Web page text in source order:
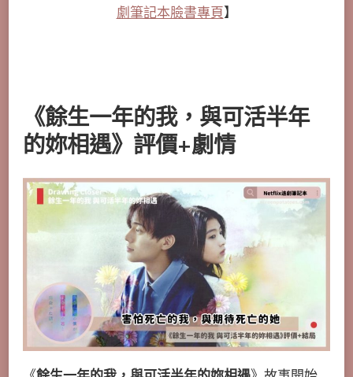
劇筆記本臉書專頁】
《餘生一年的我，與可活半年
的妳相遇》評價+劇情